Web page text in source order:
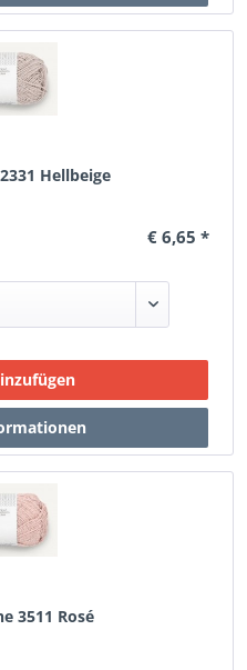
Hellbeige
€ 6,65 *
3511 Rosé